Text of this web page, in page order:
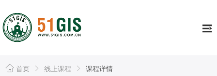
工具 Tools
证书专栏
行业资讯 Information
首页 线上课程 课程详情